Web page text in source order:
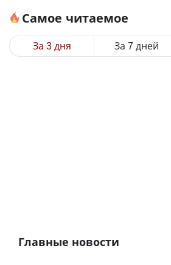
Самое читаемое
За 3 дня За 7 дней
Главные новости